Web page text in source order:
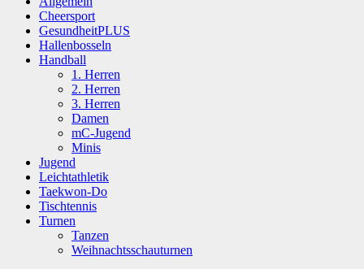
Cheersport
GesundheitPLUS
Hallenbosseln
Handball
1. Herren
2. Herren
3. Herren
Damen
mC-Jugend
Minis
Jugend
Leichtathletik
Taekwon-Do
Tischtennis
Turnen
Tanzen
Weihnachtsschauturnen